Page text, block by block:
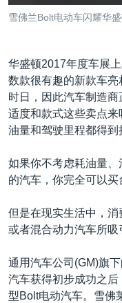
全球议题
环境
美国建国250周年
美国之音专访
重要讲话与声明
台海两岸关系
南中国海争端
关注新疆
GEN Z 看美国
关注我们
其他语言网站
雪佛兰Bolt电动车闪耀华
华盛顿2017年度车展
数款很有趣的新款车
时日，因此汽车制造
适度和款式这些卖点
油量和驾驶里程都得到
如果你不考虑耗油量
的汽车，你完全可以买
但是在现实生活中，
或者混合动力汽车所吸
通用汽车公司(GM)旗
汽车获得初步成功之
型Bolt电动汽车。雪佛